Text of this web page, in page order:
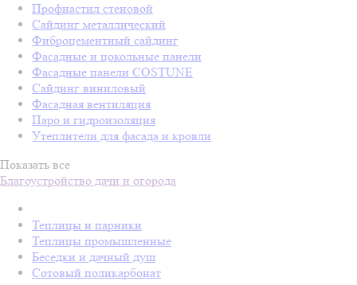
Профнастил стеновой
Сайдинг металлический
Фиброцементный сайдинг
Фасадные и цокольные панели
Фасадные панели COSTUNE
Сайдинг виниловый
Фасадная вентиляция
Паро и гидроизоляция
Утеплители для фасада и кровли
Показать все
Благоустройство дачи и огорода
Теплицы и парники
Теплицы промышленные
Беседки и дачный душ
Сотовый поликарбонат